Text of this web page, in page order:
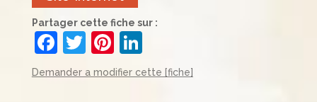
Partager cette fiche sur :
F
a
T
w
Pi
nt
Li
n
Demander a modifier cette [fiche]